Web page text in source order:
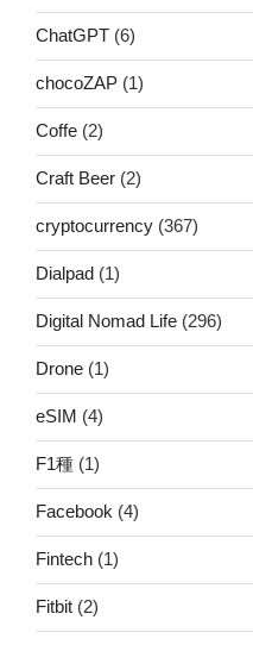
ChatGPT (6)
chocoZAP (1)
Coffe (2)
Craft Beer (2)
cryptocurrency (367)
Dialpad (1)
Digital Nomad Life (296)
Drone (1)
eSIM (4)
F1種 (1)
Facebook (4)
Fintech (1)
Fitbit (2)